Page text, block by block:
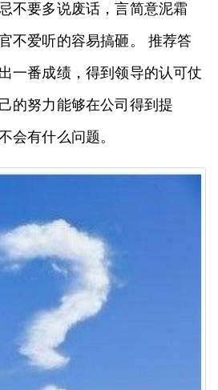
不要多说废话，言简意泥霜
不爱听的容易搞砸。 推荐答
一番成绩，得到领导的认可仗
的努力能够在公司得到提
有什么问题。